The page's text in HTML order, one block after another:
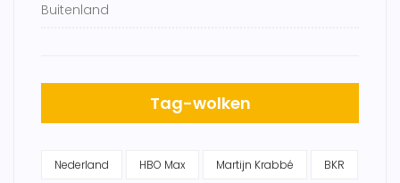
Buitenland
Tag-wolken
Nederland HBO Max Martijn Krabbé BKR